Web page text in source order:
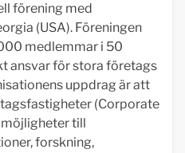
förening med
(USA). Föreningen
medlemmar i 50
ansvar för stora företags
uppdrag är att
(Corporate
möjligheter till
forskning,